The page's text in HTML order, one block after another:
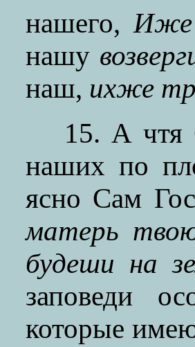
нашего, Иже
нашу
наш, ихже
15. А чтя
наших по
ясно Сам
матерь
будеши на
заповеди
которые